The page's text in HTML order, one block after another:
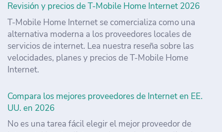
Revisión y precios de T-Mobile Home Internet 2026
T-Mobile Home Internet se comercializa como una
alternativa moderna a los proveedores locales de
servicios de internet. Lea nuestra reseña sobre las
velocidades, planes y precios de T-Mobile Home
Internet.
Compara los mejores proveedores de Internet en EE.
UU. en 2026
No es una tarea fácil elegir el mejor proveedor de